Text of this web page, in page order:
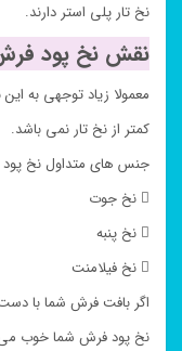
نخ تار پلی استر دارند.
نقش نخ پود
معمولا زیاد توجهی به
کمتر از نخ تار نمی باشد.
جنس های متداول نخ پود
 نخ جوت
 نخ پنبه
 نخ فیلامنت
اگر بافت فرش شما با
نخ پود فرش شما خوب می